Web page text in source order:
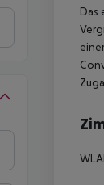
Das